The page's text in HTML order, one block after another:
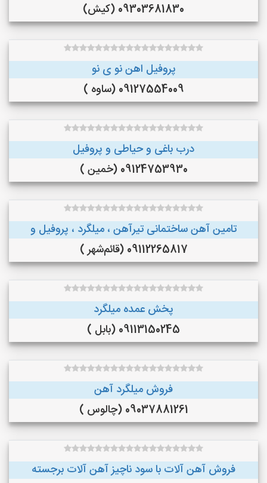
09303681830 (کیش)
پروفیل اهن نو ی نو
09127554009 (ساوه )
درب باغی و حیاطی و پروفیل
09124753930 (خمین )
تامین آهن ساختمانی تیرآهن ، میلگرد ، پروفیل و
09112265817 (قائم‌شهر )
پخش عمده میلگرد
09113150245 (بابل )
فروش میلگرد آهن
09037881261 (چالوس )
فروش آهن آلات با سود ناچیز آهن آلات برجسته